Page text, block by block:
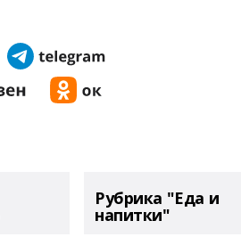
Рубрика "Еда и
напитки"